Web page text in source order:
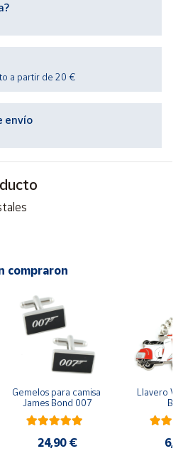
a partir de 20 €
envío
compraron
Gemelos para camisa
James Bond 007
24,90 €
Llavero